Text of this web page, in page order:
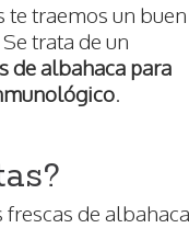
te traemos un buen
trata de un
de albahaca para
.
de